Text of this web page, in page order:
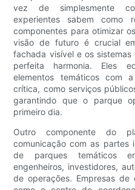
vez de simplesmente
experientes sabem como
componentes para otimizar
visão de futuro é crucial
fachada visível e os
perfeita harmonia. Eles
elementos temáticos com
crítica, como serviços
garantindo que o parque
primeiro dia.
Outro componente do
comunicação com as partes
de parques temáticos
engenheiros, investidores,
de operações. Empresas de